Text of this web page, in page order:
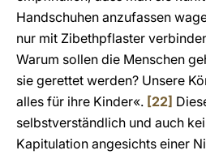
Handschuhen anzufassen
nur mit Zibethpflaster
Warum sollen die Menschen
sie gerettet werden? Unsere
alles für ihre Kinder«. [22]
selbstverständlich und auch
Kapitulation angesichts einer